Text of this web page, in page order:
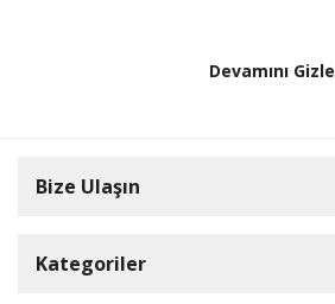
Devamını Gizle
Bize Ulaşın
Kategoriler